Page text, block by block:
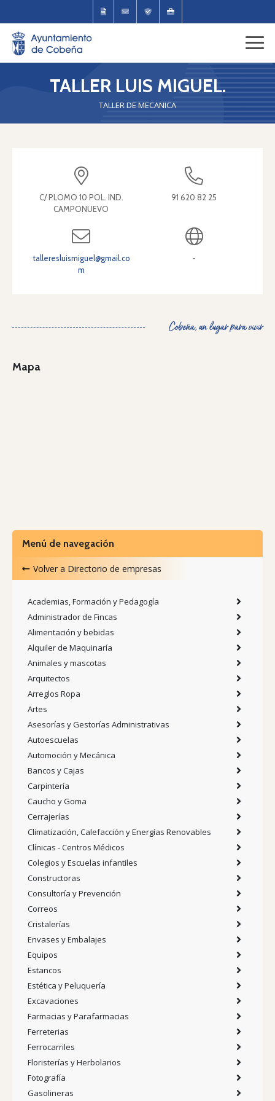
TALLER LUIS MIGUEL.
TALLER DE MECANICA
C/ PLOMO 10 POL. IND.
CAMPONUEVO
91 620 82 25
talleresluismiguel@gmail.co
m
-
Cobeña, un lugar para vivir
Mapa
Menú de navegación
Volver a Directorio de empresas
Academias, Formación y Pedagogía
Administrador de Fincas
Alimentación y bebidas
Alquiler de Maquinaría
Animales y mascotas
Arquitectos
Arreglos Ropa
Artes
Asesorías y Gestorías Administrativas
Autoescuelas
Automoción y Mecánica
Bancos y Cajas
Carpintería
Caucho y Goma
Cerrajerías
Climatización, Calefacción y Energías Renovables
Clínicas - Centros Médicos
Colegios y Escuelas infantiles
Constructoras
Consultoría y Prevención
Correos
Cristalerías
Envases y Embalajes
Equipos
Estancos
Estética y Peluquería
Excavaciones
Farmacias y Parafarmacias
Ferreterias
Ferrocarriles
Floristerías y Herbolarios
Fotografía
Gasolineras